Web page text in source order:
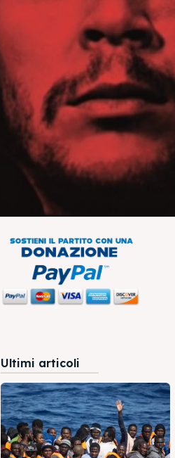
Ultimi articoli